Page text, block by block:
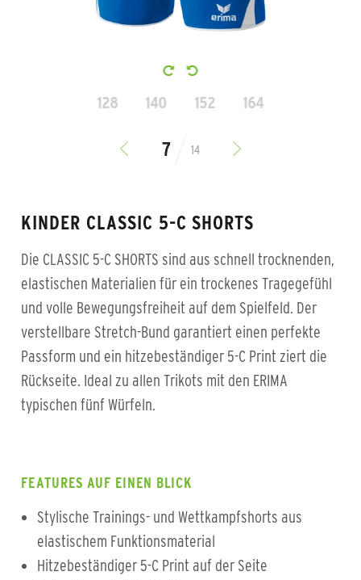
128 140 152 164
14
KINDER CLASSIC 5-C SHORTS
Die CLASSIC 5-C SHORTS sind aus schnell trocknenden,
elastischen Materialien für ein trockenes Tragegefühl
und volle Bewegungsfreiheit auf dem Spielfeld. Der
verstellbare Stretch-Bund garantiert einen perfekte
Passform und ein hitzebeständiger 5-C Print ziert die
Rückseite. Ideal zu allen Trikots mit den ERIMA
typischen fünf Würfeln.
FEATURES AUF EINEN BLICK
Stylische Trainings- und Wettkampfshorts aus
elastischem Funktionsmaterial
Hitzebeständiger 5-C Print auf der Seite